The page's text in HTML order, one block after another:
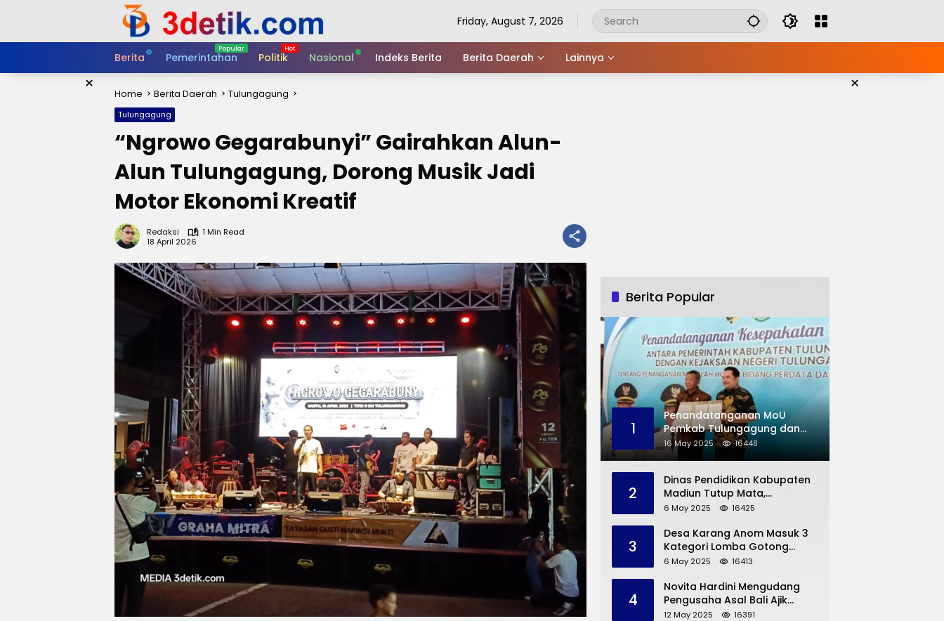
Friday, August 7, 2026
Berita Pemerintahan Politik Nasional Indeks Berita Berita Daerah Lainnya
× ×
Home Berita Daerah Tulungagung
Tulungagung
“Ngrowo Gegarabunyi” Gairahkan Alun-
Alun Tulungagung, Dorong Musik Jadi
Motor Ekonomi Kreatif
Redaksi
1 Min Read
18 April 2026
Berita Popular
1
Penandatanganan MoU
Pemkab Tulungagung dan
Kejaksaan Negeri
16 May 2025 16448
2
Dinas Pendidikan Kabupaten
Madiun Tutup Mata,
Bangunan SD Roboh Kades
Dana Pribadi
6 May 2025 16425
3
Desa Karang Anom Masuk 3
Kategori Lomba Gotong
Royong Provinsi Jatim, Ini
Trenggalek
6 May 2025 16413
4
Novita Hardini Mengudang
Pengusaha Asal Bali Ajik
Krisna, Berbagi Ilmu
12 May 2025 16391